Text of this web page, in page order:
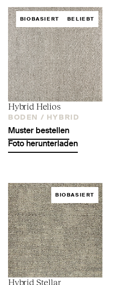
BIOBASIERT BELIEBT
Hybrid Helios
BODEN / HYBRID
Muster bestellen
Foto herunterladen
BIOBASIERT
Hybrid Stellar